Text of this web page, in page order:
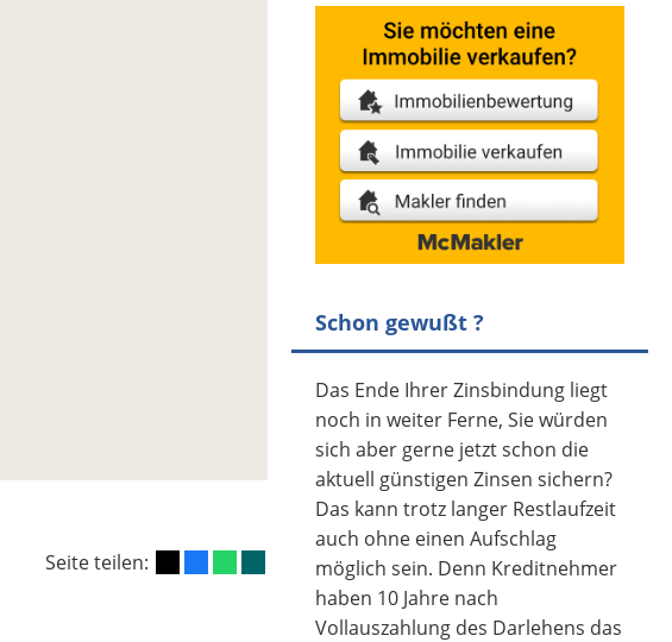
Schon gewußt ?
Das Ende Ihrer Zinsbindung liegt
noch in weiter Ferne, Sie würden
sich aber gerne jetzt schon die
aktuell günstigen Zinsen sichern?
Das kann trotz langer Restlaufzeit
auch ohne einen Aufschlag
möglich sein. Denn Kreditnehmer
haben 10 Jahre nach
Vollauszahlung des Darlehens das
Seite teilen: